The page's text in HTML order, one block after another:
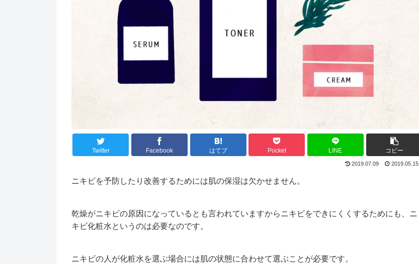
Twitter Facebook はてブ Pocket LINE コピー
2019.07.09 2019.05.15
ニキビを予防したり改善するためには肌の保湿は欠かせません。
乾燥がニキビの原因になっているとも言われていますからニキビをできにくくするためにも、ニ
キビ化粧水というのは必要なのです。
ニキビの人が化粧水を選ぶ場合には肌の状態に合わせて選ぶことが必要です。